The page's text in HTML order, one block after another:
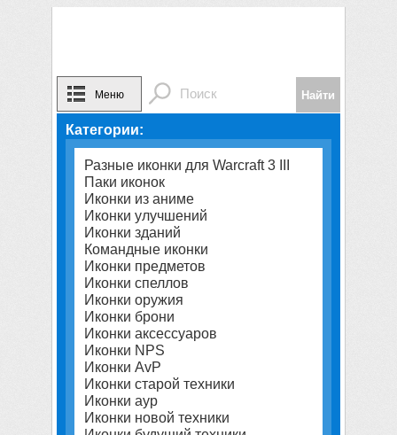
Меню
Категории:
Разные иконки для Warcraft 3 III
Паки иконок
Иконки из аниме
Иконки улучшений
Иконки зданий
Командные иконки
Иконки предметов
Иконки спеллов
Иконки оружия
Иконки брони
Иконки аксессуаров
Иконки NPS
Иконки AvP
Иконки старой техники
Иконки аур
Иконки новой техники